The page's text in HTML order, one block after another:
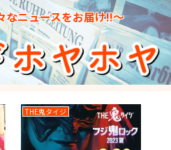
なニュースをお届け!!～
THE鬼タイジ